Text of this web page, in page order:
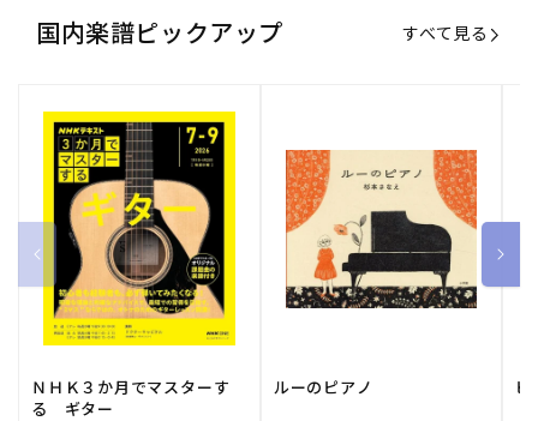
国内楽譜ピックアップ すべて見る
ＮＨＫ３か月でマスターす
る ギター
ルーのピアノ ピ